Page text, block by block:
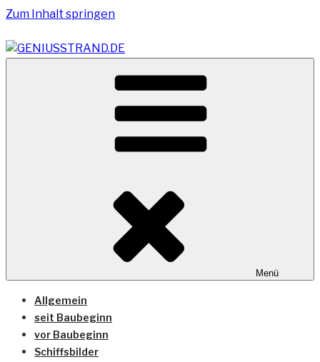
Zum Inhalt springen
GENIUSSTRAND.DE
Vom Geniusstrand zum JadeWeserPort/Container
Terminal Wilhelmshaven
Menü
Allgemein
seit Baubeginn
vor Baubeginn
Schiffsbilder